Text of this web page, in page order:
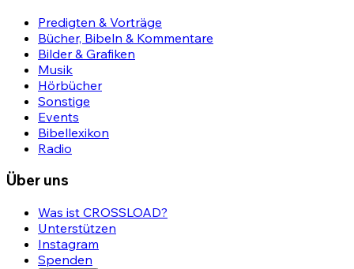
Predigten & Vorträge
Bücher, Bibeln & Kommentare
Bilder & Grafiken
Musik
Hörbücher
Sonstige
Events
Bibellexikon
Radio
Über uns
Was ist CROSSLOAD?
Unterstützen
Instagram
Spenden